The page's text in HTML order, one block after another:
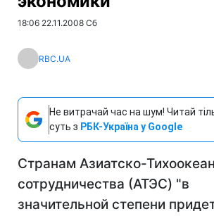
18:06 22.11.2008 Сб
RBC.UA
Не витрачай час на шум! Читай
суть з РБК-Україна у Google
Странам Азиатско-
сотрудничества (АТЭC) "в
значительной степени